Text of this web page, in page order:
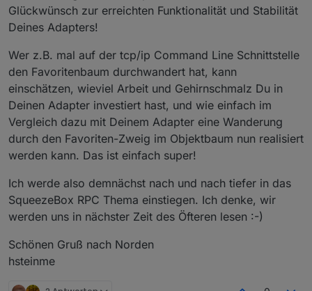
Glückwünsch zur erreichten Funktionalität und Stabilität
Deines Adapters!
Wer z.B. mal auf der tcp/ip Command Line Schnittstelle
den Favoritenbaum durchwandert hat, kann
einschätzen, wieviel Arbeit und Gehirnschmalz Du in
Deinen Adapter investiert hast, und wie einfach im
Vergleich dazu mit Deinem Adapter eine Wanderung
durch den Favoriten-Zweig im Objektbaum nun realisiert
werden kann. Das ist einfach super!
Ich werde also demnächst nach und nach tiefer in das
SqueezeBox RPC Thema einstiegen. Ich denke, wir
werden uns in nächster Zeit des Öfteren lesen :-)
Schönen Gruß nach Norden
hsteinme